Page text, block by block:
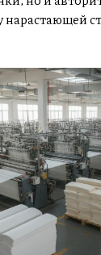
нарастающей